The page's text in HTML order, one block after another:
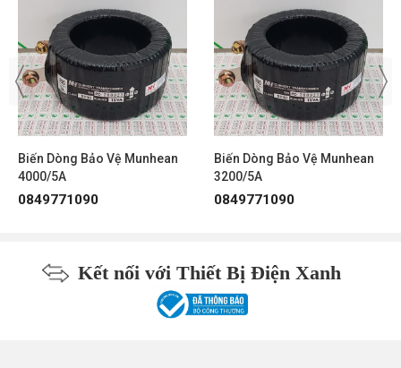
Các Sản Phẩm Cùng Loại
Biến dòng bảo vệ 3200/5A Munhean MT5/5P10/
Biến dòng bảo vệ 4000/5A Munhean MT5/5P10/
Biến dòng bảo vệ 5000/5A Munhean MT5/5P10/
Biến Dòng Bảo Vệ Munhean
4000/5A
0849771090
Biến Dòng Bảo Vệ Munhean
3200/5A
0849771090
Kết nối với Thiết Bị Điện Xanh